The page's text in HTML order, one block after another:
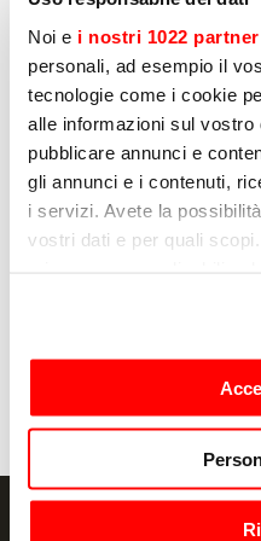
Noi e i nostri 1022 partner
personali, ad esempio il
tecnologie come i cookie
alle informazioni sul vostro
pubblicare annunci e
gli annunci e i contenuti,
i servizi. Avete la
vostri dati e per quali
modificare o revocare il
momento dalla
sull'icona di attivazione
raccogliere
geografica, con
Marketing
Ik geef hierbij
van mijn persoonlijke
voor
onder sub E) en F)
Nee